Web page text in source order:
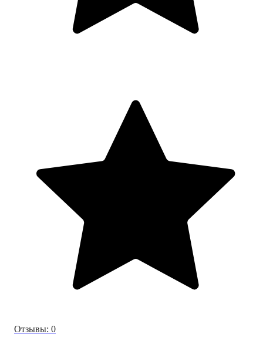
Отзывы: 0